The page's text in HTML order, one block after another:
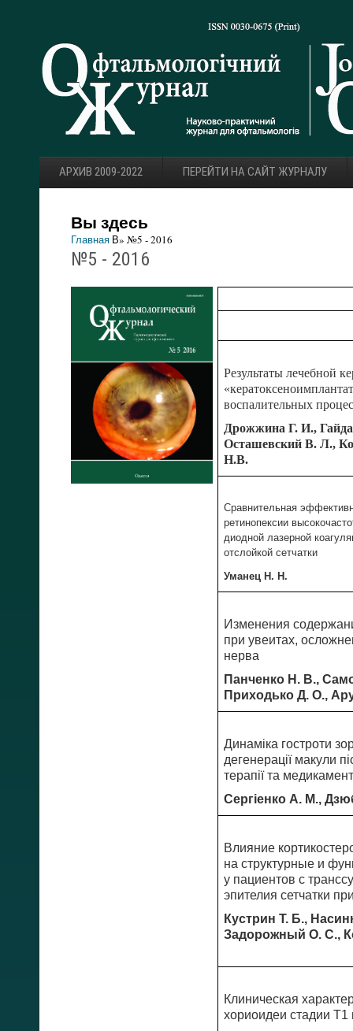
АРХИВ 2009-2022 ПЕРЕЙТИ НА САЙТ ЖУРНАЛУ
Вы здесь
Главная В» №5 - 2016
№5 - 2016
Результаты лечебной
воспалительных
Дрожжина Г. И.,
Осташевский В. Л.,
Н.В.
Сравнительная
ретинопексии
диодной лазерной
отслойкой сетчатки
Уманец Н. Н.
Изменения
при увеитах,
нерва
Панченко Н. В.,
Приходько Д. О.,
Динаміка гостроти
дегенерації макули
терапії та
Сергіенко А. М.,
Влияние
на структурные и
у пациентов с
эпителия сетчатки
Кустрин Т. Б.,
Задорожный О. С.,
Клиническая
хориоидеи стадии